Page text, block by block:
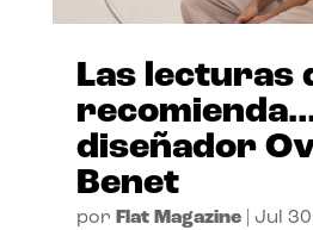
Las lecturas
diseñador
Benet
por Flat Magazine| Jul